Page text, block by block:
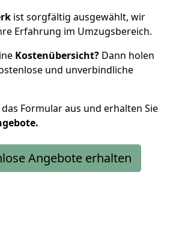
ist sorgfältig ausgewählt, wir
Erfahrung im Umzugsbereich.
Kostenübersicht? Dann holen
und unverbindliche
das Formular aus und erhalten Sie
Angebote erhalten